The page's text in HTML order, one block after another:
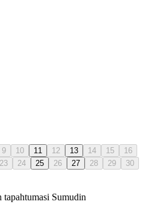
9 10 11 12 13 14 15
16
23 24 25 26 27 28 29
30
Sumudin